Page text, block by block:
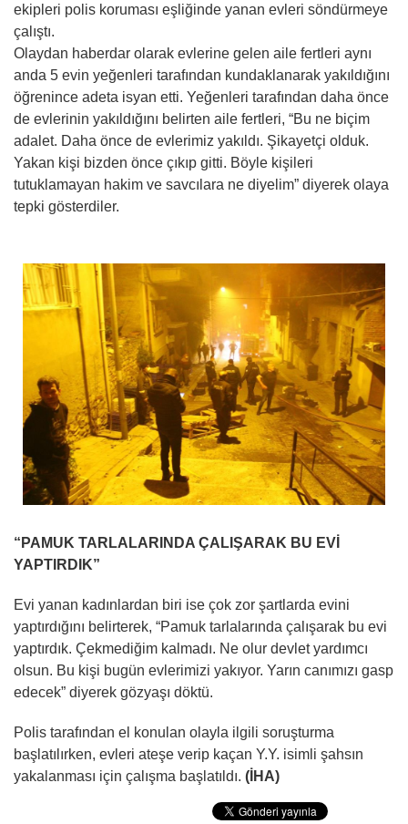
ekipleri polis koruması eşliğinde yanan evleri söndürmeye
çalıştı.
Olaydan haberdar olarak evlerine gelen aile fertleri aynı
anda 5 evin yeğenleri tarafından kundaklanarak yakıldığını
öğrenince adeta isyan etti. Yeğenleri tarafından daha önce
de evlerinin yakıldığını belirten aile fertleri, “Bu ne biçim
adalet. Daha önce de evlerimiz yakıldı. Şikayetçi olduk.
Yakan kişi bizden önce çıkıp gitti. Böyle kişileri
tutuklamayan hakim ve savcılara ne diyelim” diyerek olaya
tepki gösterdiler.
“PAMUK TARLALARINDA ÇALIŞARAK BU EVİ
YAPTIRDIK”
Evi yanan kadınlardan biri ise çok zor şartlarda evini
yaptırdığını belirterek, “Pamuk tarlalarında çalışarak bu evi
yaptırdık. Çekmediğim kalmadı. Ne olur devlet yardımcı
olsun. Bu kişi bugün evlerimizi yakıyor. Yarın canımızı gasp
edecek” diyerek gözyaşı döktü.
Polis tarafından el konulan olayla ilgili soruşturma
başlatılırken, evleri ateşe verip kaçan Y.Y. isimli şahsın
yakalanması için çalışma başlatıldı. (İHA)